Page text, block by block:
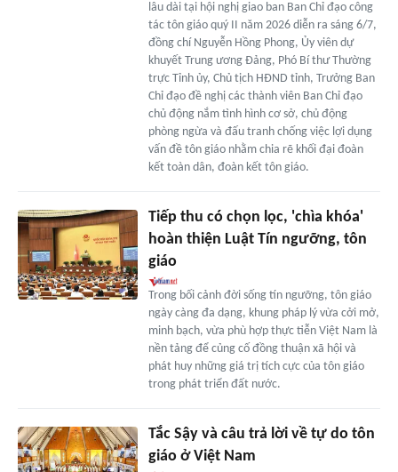
lâu dài tại hội nghị giao ban Ban Chỉ đạo công
tác tôn giáo quý II năm 2026 diễn ra sáng 6/7,
đồng chí Nguyễn Hồng Phong, Ủy viên dự
khuyết Trung ương Đảng, Phó Bí thư Thường
trực Tỉnh ủy, Chủ tịch HĐND tỉnh, Trưởng Ban
Chỉ đạo đề nghị các thành viên Ban Chỉ đạo
chủ động nắm tình hình cơ sở, chủ động
phòng ngừa và đấu tranh chống việc lợi dụng
vấn đề tôn giáo nhằm chia rẽ khối đại đoàn
kết toàn dân, đoàn kết tôn giáo.
Tiếp thu có chọn lọc, 'chìa khóa'
hoàn thiện Luật Tín ngưỡng, tôn
giáo
Trong bối cảnh đời sống tín ngưỡng, tôn giáo
ngày càng đa dạng, khung pháp lý vừa cởi mở,
minh bạch, vừa phù hợp thực tiễn Việt Nam là
nền tảng để củng cố đồng thuận xã hội và
phát huy những giá trị tích cực của tôn giáo
trong phát triển đất nước.
Tắc Sậy và câu trả lời về tự do tôn
giáo ở Việt Nam